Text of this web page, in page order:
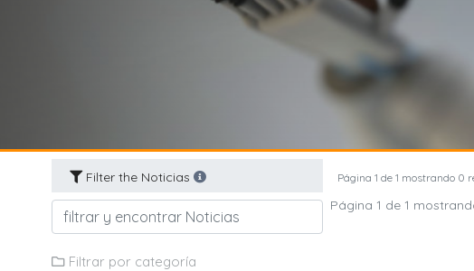
Filter the Noticias
Filtrar por categoría
Página 1 de 1 mostrando 0
Página 1 de 1